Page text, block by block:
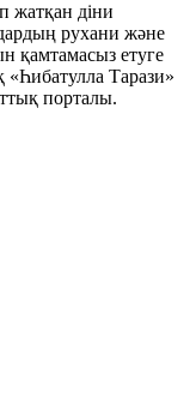
жатқан діни
рухани және
қамтамасыз етуге
Тарази»
порталы.